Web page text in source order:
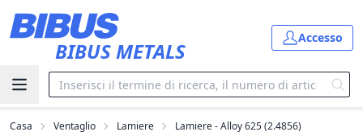
BIBUS METALS
Accesso
Casa Ventaglio Lamiere Lamiere - Alloy 625 (2.4856)